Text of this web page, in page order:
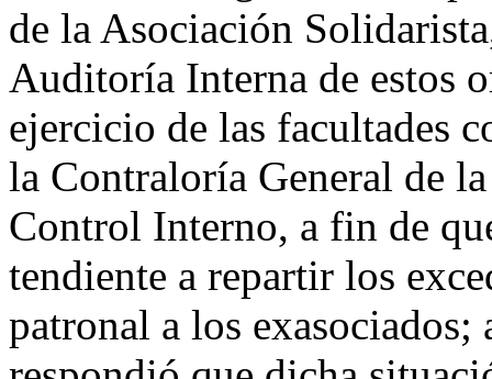
de la Asociación
Auditoría Interna de estos
ejercicio de las facultades
la Contraloría General de
Control Interno, a fin de
tendiente a repartir los
patronal a los